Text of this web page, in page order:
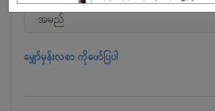
မျှော်မှန်းလစာ ကိုဖော်ပြပါ